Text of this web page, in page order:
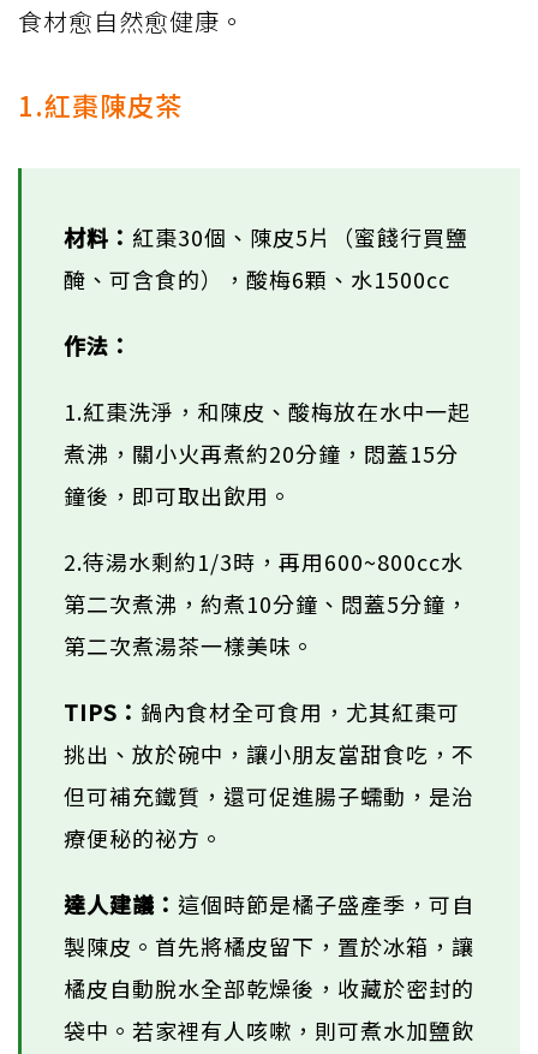
食材愈自然愈健康。
1.紅棗陳皮茶
材料： 紅棗30個、陳皮5片（蜜餞行買鹽
醃、可含食的），酸梅6顆、水1500cc
作法：
1.紅棗洗淨，和陳皮、酸梅放在水中一起
煮沸，關小火再煮約20分鐘，悶蓋15分
鐘後，即可取出飲用。
2.待湯水剩約1/3時，再用600~800cc水
第二次煮沸，約煮10分鐘、悶蓋5分鐘，
第二次煮湯茶一樣美味。
TIPS： 鍋內食材全可食用，尤其紅棗可
挑出、放於碗中，讓小朋友當甜食吃，不
但可補充鐵質，還可促進腸子蠕動，是治
療便秘的祕方。
達人建議： 這個時節是橘子盛產季，可自
製陳皮。首先將橘皮留下，置於冰箱，讓
橘皮自動脫水全部乾燥後，收藏於密封的
袋中。若家裡有人咳嗽，則可煮水加鹽飲